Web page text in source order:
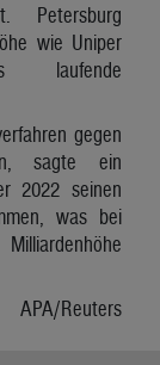
Petersburg
wie Uniper
laufende
gegen
sagte ein
2022 seinen
was bei
APA/Reuters